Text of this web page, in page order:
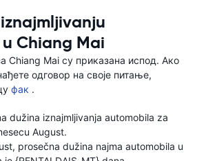
Chiang Mai
Chiang Mai су приказана испод. Ако
одговор на своје питање,
фак .
dužina iznajmljivanja automobila za
August.
prosečna dužina najma automobila u